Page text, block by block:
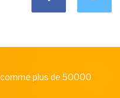
plus de 50000